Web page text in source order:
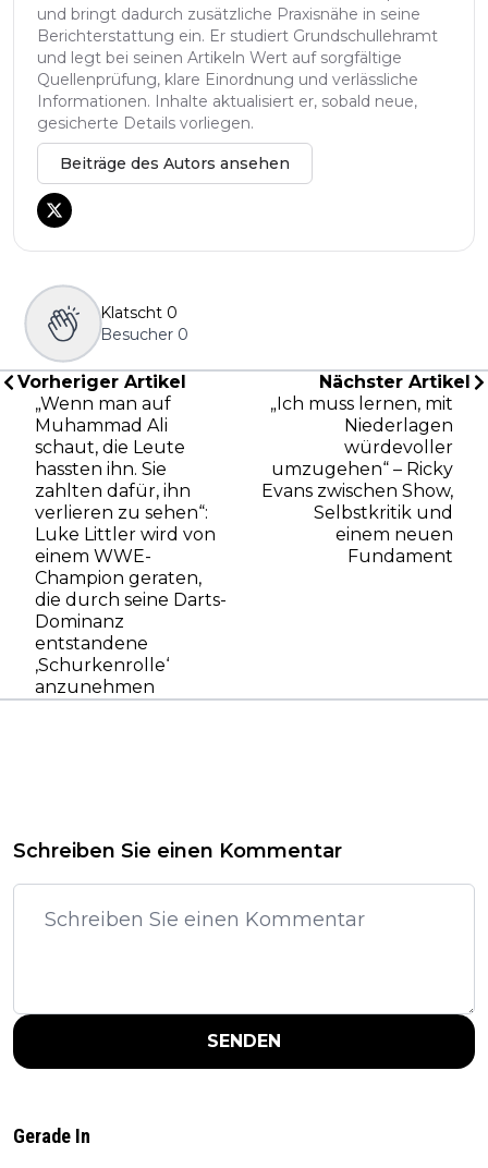
und bringt dadurch zusätzliche Praxisnähe in seine
Berichterstattung ein. Er studiert Grundschullehramt
und legt bei seinen Artikeln Wert auf sorgfältige
Quellenprüfung, klare Einordnung und verlässliche
Informationen. Inhalte aktualisiert er, sobald neue,
gesicherte Details vorliegen.
Beiträge des Autors ansehen
Klatscht 0
Besucher 0
Vorheriger Artikel
„Wenn man auf
Muhammad Ali
schaut, die Leute
hassten ihn. Sie
zahlten dafür, ihn
verlieren zu sehen“:
Luke Littler wird von
einem WWE-
Champion geraten,
die durch seine Darts-
Dominanz
entstandene
‚Schurkenrolle‘
anzunehmen
Nächster Artikel
„Ich muss lernen, mit
Niederlagen
würdevoller
umzugehen“ – Ricky
Evans zwischen Show,
Selbstkritik und
einem neuen
Fundament
Schreiben Sie einen Kommentar
SENDEN
Gerade In